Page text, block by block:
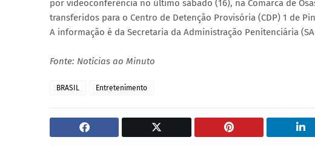
por videoconferência no último sábado (16), na Comarca de
transferidos para o Centro de Detenção Provisória (CDP) 1 de
A informação é da Secretaria da Administração Penitenciária
Fonte: Notícias ao Minuto
BRASIL Entretenimento